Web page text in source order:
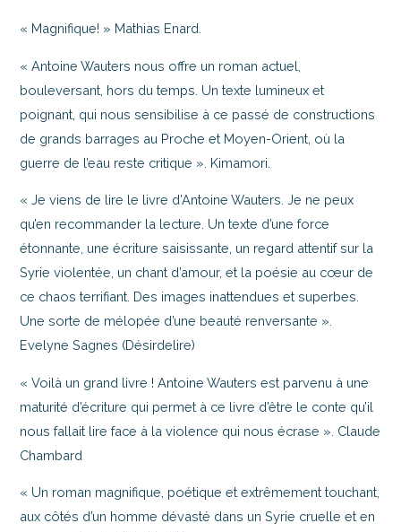
« Magnifique! » Mathias Enard.
« Antoine Wauters nous offre un roman actuel,
bouleversant, hors du temps. Un texte lumineux et
poignant, qui nous sensibilise à ce passé de constructions
de grands barrages au Proche et Moyen-Orient, où la
guerre de l’eau reste critique ». Kimamori.
« Je viens de lire le livre d’Antoine Wauters. Je ne peux
qu’en recommander la lecture. Un texte d’une force
étonnante, une écriture saisissante, un regard attentif sur la
Syrie violentée, un chant d’amour, et la poésie au cœur de
ce chaos terrifiant. Des images inattendues et superbes.
Une sorte de mélopée d’une beauté renversante ».
Evelyne Sagnes (Désirdelire)
« Voilà un grand livre ! Antoine Wauters est parvenu à une
maturité d’écriture qui permet à ce livre d’être le conte qu’il
nous fallait lire face à la violence qui nous écrase ». Claude
Chambard
« Un roman magnifique, poétique et extrêmement touchant,
aux côtés d’un homme dévasté dans un Syrie cruelle et en